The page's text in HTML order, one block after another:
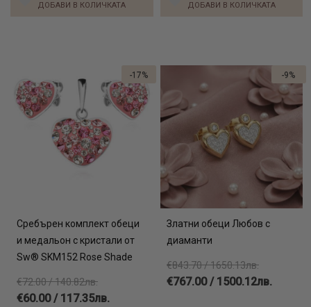
ДОБАВИ В КОЛИЧКАТА ДОБАВИ В КОЛИЧКАТА
Сребърен комплект обеци
и медальон с кристали от
Sw® SKM152 Rose Shade
€72.00 / 140.82лв.
€60.00 / 117.35лв.
-17%
Златни обеци Любов с
диаманти
€843.70 / 1650.13лв.
€767.00 / 1500.12лв.
-9%